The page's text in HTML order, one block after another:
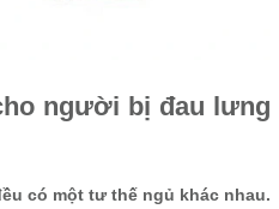
người bị đau lưng
có một tư thế ngủ khác nhau.